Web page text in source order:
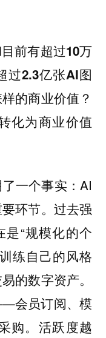
前有超过10万
过2.3亿张AI图
的商业价值？
化为商业价值
一个事实：AI
环节。过去强
是“规模化的个
练自己的风格
的数字资产。
会员订阅、模
购。活跃度越